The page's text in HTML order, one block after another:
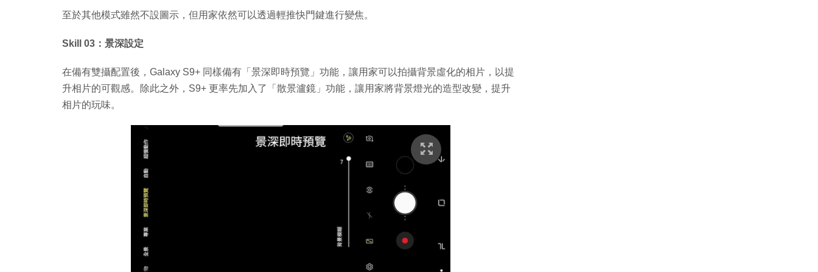
至於其他模式雖然不設圖示，但用家依然可以透過輕推快門鍵進行變焦。
Skill 03：景深設定
在備有雙攝配置後，Galaxy S9+ 同樣備有「景深即時預覽」功能，讓用家可以拍攝背景虛化的相片，以提
升相片的可觀感。除此之外，S9+ 更率先加入了「散景瀘鏡」功能，讓用家將背景燈光的造型改變，提升
相片的玩味。